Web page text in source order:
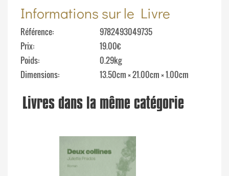
Informations sur le Livre
Référence
9782493049735
Prix
19.00€
Poids
0.29kg
Dimensions
13.50cm × 21.00cm × 1.00cm
Livres dans la même catégorie